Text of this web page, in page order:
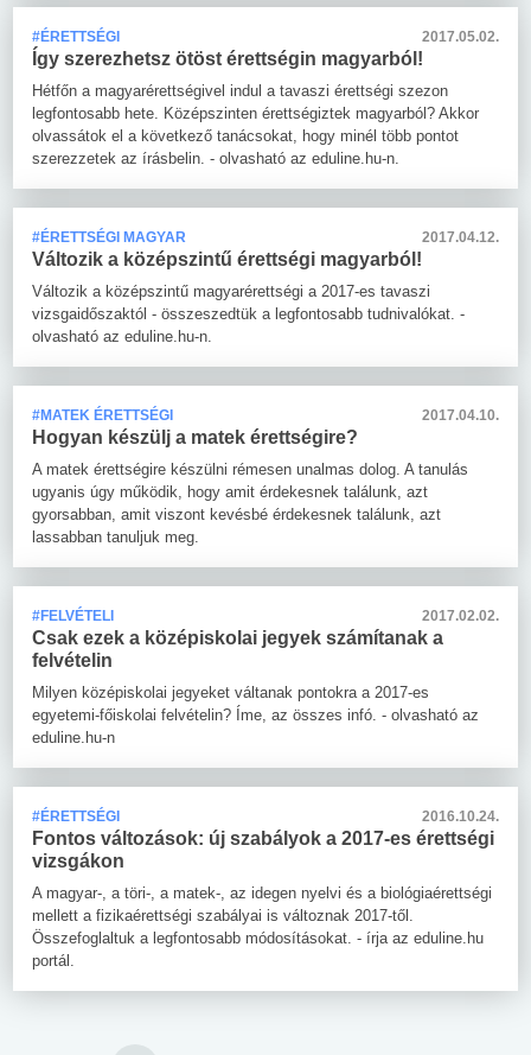
#ÉRETTSÉGI 2017.05.02.
Így szerezhetsz ötöst érettségin magyarból!
Hétfőn a magyarérettségivel indul a tavaszi érettségi szezon
legfontosabb hete. Középszinten érettségiztek magyarból? Akkor
olvassátok el a következő tanácsokat, hogy minél több pontot
szerezzetek az írásbelin. - olvasható az eduline.hu-n.
#ÉRETTSÉGI MAGYAR 2017.04.12.
Változik a középszintű érettségi magyarból!
Változik a középszintű magyarérettségi a 2017-es tavaszi
vizsgaidőszaktól - összeszedtük a legfontosabb tudnivalókat. -
olvasható az eduline.hu-n.
#MATEK ÉRETTSÉGI 2017.04.10.
Hogyan készülj a matek érettségire?
A matek érettségire készülni rémesen unalmas dolog. A tanulás
ugyanis úgy működik, hogy amit érdekesnek találunk, azt
gyorsabban, amit viszont kevésbé érdekesnek találunk, azt
lassabban tanuljuk meg.
#FELVÉTELI 2017.02.02.
Csak ezek a középiskolai jegyek számítanak a
felvételin
Milyen középiskolai jegyeket váltanak pontokra a 2017-es
egyetemi-főiskolai felvételin? Íme, az összes infó. - olvasható az
eduline.hu-n
#ÉRETTSÉGI 2016.10.24.
Fontos változások: új szabályok a 2017-es érettségi
vizsgákon
A magyar-, a töri-, a matek-, az idegen nyelvi és a biológiaérettségi
mellett a fizikaérettségi szabályai is változnak 2017-től.
Összefoglaltuk a legfontosabb módosításokat. - írja az eduline.hu
portál.